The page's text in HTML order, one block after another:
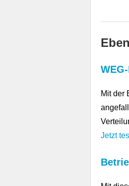
Mit der
Jetzt